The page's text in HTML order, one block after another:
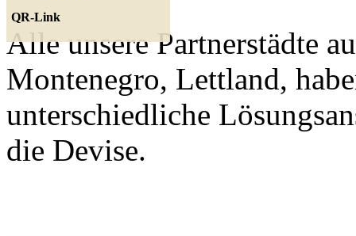
QR-Link
Alle unsere Partnerstädte
Montenegro, Lettland,
unterschiedliche
die Devise.